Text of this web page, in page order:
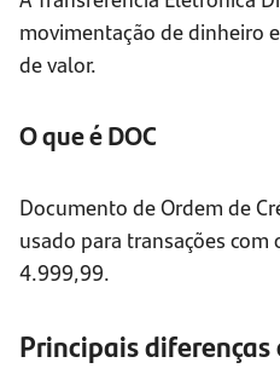
movimentação de dinheiro
de valor.
O que é DOC
Documento de Ordem de
usado para transações com
4.999,99.
Principais diferenças